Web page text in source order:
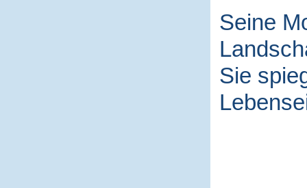
Seine
Sie